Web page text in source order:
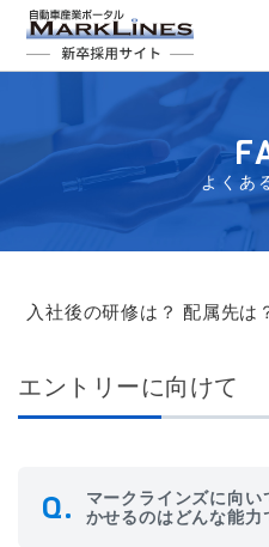
よくあ
入社後の研修は？ 配属先は
エントリーに向けて
マークラインズに向
かせるのはどんな能力